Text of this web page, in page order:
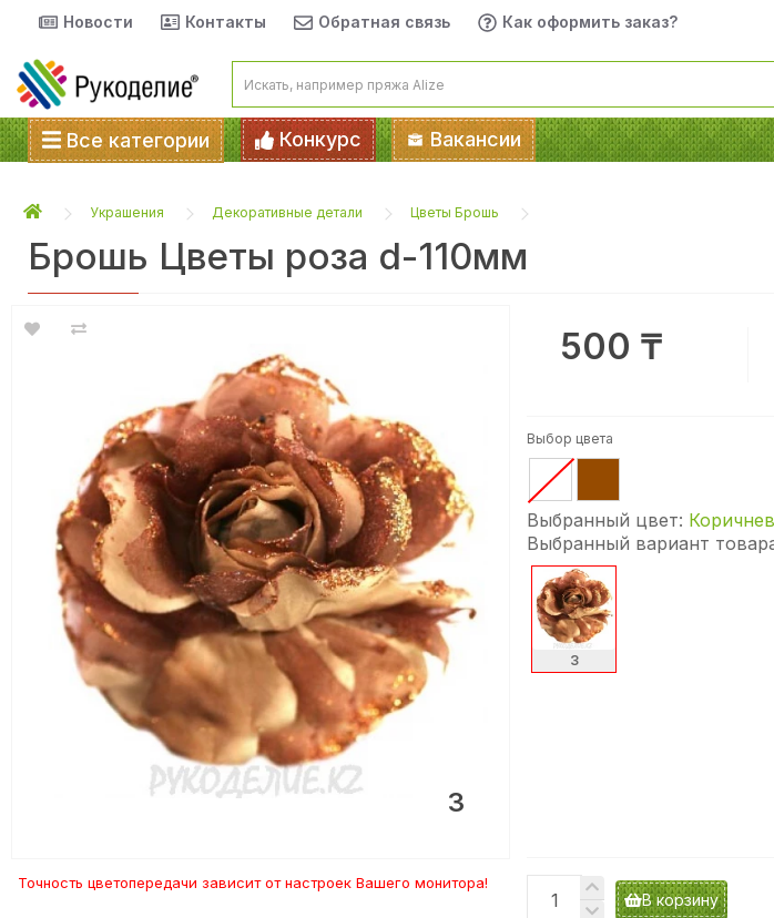
Новости Контакты Обратная связь Как оформить заказ?
Все категории Конкурс Вакансии
Украшения Декоративные детали Цветы Брошь
Брошь Цветы роза d-110мм
3
Точность цветопередачи зависит от настроек Вашего монитора!
500 ₸
Выбор цвета
Выбранный цвет:
Выбранный вариант
3
В корзину